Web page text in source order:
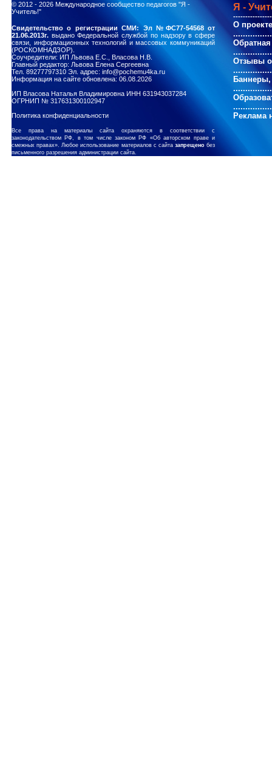
© 2012 - 2026 Международное сообщество педагогов "Я -
Учитель!"
Я -
О проекте
Отзывы о
Реклама
Свидетельство о регистрации СМИ: Эл №ФС77-54568 от
21.06.2013г. выдано Федеральной службой по надзору в сфере
связи, информационных технологий и массовых коммуникаций
(РОСКОМНАДЗОР).
Соучредители: ИП Львова Е.С., Власова Н.В.
Главный редактор: Львова Елена Сергеевна
Тел. 89277797310 Эл. адрес: info@pochemu4ka.ru
Информация на сайте обновлена: 06.08.2026
ИП Власова Наталья Владимировна ИНН 631943037284
ОГРНИП № 317631300102947
Политика конфиденциальности
Все права на материалы сайта охраняются в соответствии с
законодательством РФ, в том числе законом РФ «Об авторском праве и
смежных правах». Любое использование материалов с сайта запрещенобез
письменного разрешения администрации сайта.